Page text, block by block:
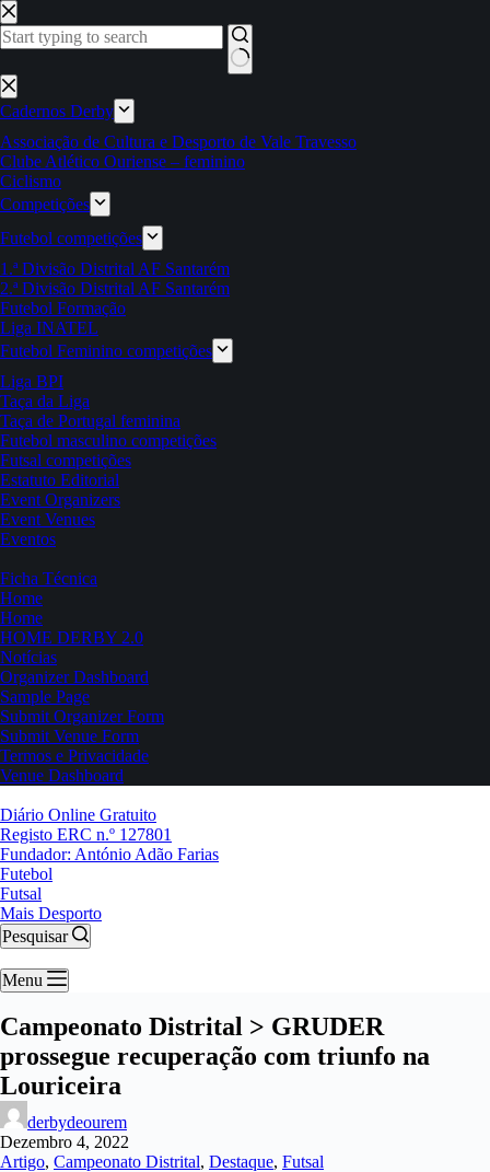
Pular
para
o
Sem
resultados
Cadernos Derby
Associação de Cultura e Desporto de Vale Travesso
Clube Atlético Ouriense – feminino
Ciclismo
Competições
Futebol competições
1.ª Divisão Distrital AF Santarém
2.ª Divisão Distrital AF Santarém
Futebol Formação
Liga INATEL
Futebol Feminino competições
Liga BPI
Taça da Liga
Taça de Portugal feminina
Futebol masculino competições
Futsal competições
Estatuto Editorial
Event Organizers
Event Venues
Eventos
Ficha Técnica
Home
Home
HOME DERBY 2.0
Notícias
Organizer Dashboard
Sample Page
Submit Organizer Form
Submit Venue Form
Termos e Privacidade
Venue Dashboard
Diário Online Gratuito
Registo ERC n.º 127801
Fundador: António Adão Farias
Futebol
Futsal
Mais Desporto
Pesquisar
Menu
Campeonato Distrital > GRUDER
prossegue recuperação com triunfo na
Louriceira
derbydeourem
Dezembro 4, 2022
Artigo, Campeonato Distrital, Destaque, Futsal